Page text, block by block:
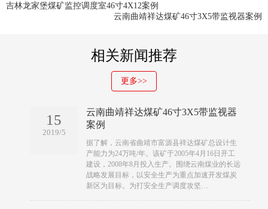
吉林龙家堡煤矿监控调度室46寸4X12案例
云南曲靖祥达煤矿46寸3X5带监视器案例
相关新闻推荐
更多>>
15
2019/5
云南曲靖祥达煤矿46寸3X5带监视器
案例
​​据了解，云南省曲靖市富源县祥达煤矿总设计生
产能力为24万吨/年。该矿于2005年4月16日开工
建设，2008年8月投入生产。围绕云南煤业的长远
战略发展目标，以安全生产为重点加速开发煤炭
新区为目标。为打安全生产调度攻坚…